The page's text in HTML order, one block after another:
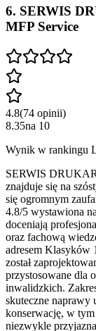
6. SERWIS
MFP Service
4.8(74 opinii)
8.35na 10
Wynik w rankingu
SERWIS
znajduje się na
się ogromnym
4.8/5 wystawiona
doceniają
oraz fachową
adresem Klasyków
został
przystosowane dla
inwalidzkich.
skuteczne naprawy
konserwację, w
niezwykle